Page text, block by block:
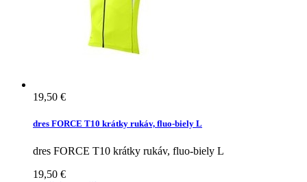
19,50 €
dres FORCE T10 krátky rukáv, fluo-biely L
dres FORCE T10 krátky rukáv, fluo-biely L
19,50 €